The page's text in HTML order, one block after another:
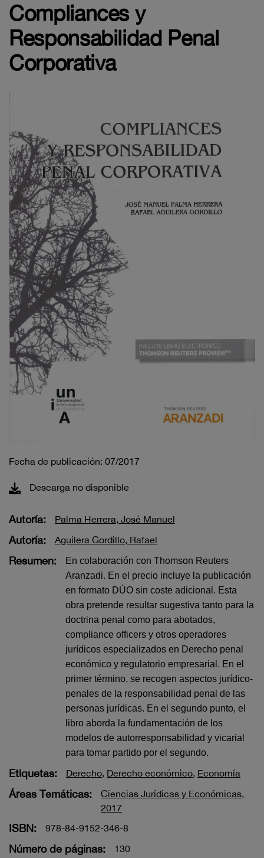
Compliances y
Responsabilidad Penal
Corporativa
Fecha de publicación: 07/2017
Descarga no disponible
Autoría: Palma Herrera, José Manuel
Autoría: Aguilera Gordillo, Rafael
Resumen:
En colaboración con Thomson Reuters
Aranzadi. En el precio incluye la publicación
en formato DÚO sin coste adicional. Esta
obra pretende resultar sugestiva tanto para la
doctrina penal como para abotados,
compliance officers y otros operadores
jurídicos especializados en Derecho penal
económico y regulatorio empresarial. En el
primer término, se recogen aspectos jurídico-
penales de la responsabilidad penal de las
personas jurídicas. En el segundo punto, el
libro aborda la fundamentación de los
modelos de autorresponsabilidad y vicarial
para tomar partido por el segundo.
Etiquetas: Derecho, Derecho económico, Economía
Áreas Temáticas: Ciencias Jurídicas y Económicas,
2017
ISBN: 978-84-9152-346-8
Número de páginas: 130